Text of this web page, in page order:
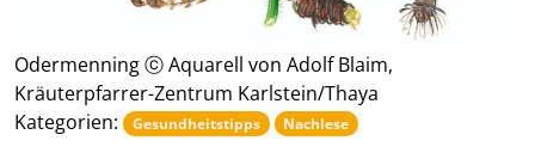
Odermenning ⓒ Aquarell von Adolf Blaim,
Kräuterpfarrer-Zentrum Karlstein/Thaya
Kategorien:
Gesundheitstipps Nachlese